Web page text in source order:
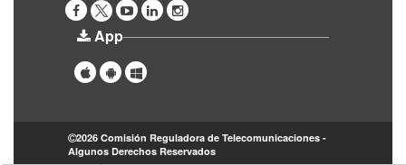
App
2026 Comisión Reguladora de Telecomunicaciones -
Algunos Derechos Reservados